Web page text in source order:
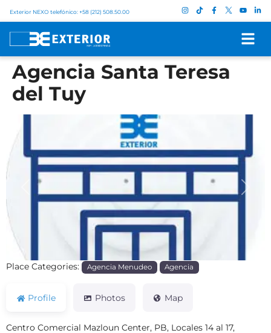
Exterior NEXO telefónico: +58 (212) 508.50.00
Agencia Santa Teresa
del Tuy
Previous Next
Place Categories: Agencia Menudeo Agencia
Profile Photos Map
Centro Comercial Mazloun Center, PB, Locales 14 al 17,